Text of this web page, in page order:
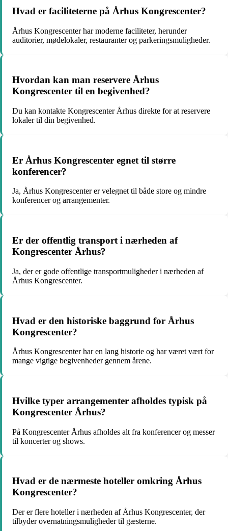
Hvad er faciliteterne på Århus Kongrescenter?
Århus Kongrescenter har moderne faciliteter, herunder
auditorier, mødelokaler, restauranter og parkeringsmuligheder.
Hvordan kan man reservere Århus
Kongrescenter til en begivenhed?
Du kan kontakte Kongrescenter Århus direkte for at reservere
lokaler til din begivenhed.
Er Århus Kongrescenter egnet til større
konferencer?
Ja, Århus Kongrescenter er velegnet til både store og mindre
konferencer og arrangementer.
Er der offentlig transport i nærheden af
Kongrescenter Århus?
Ja, der er gode offentlige transportmuligheder i nærheden af
Århus Kongrescenter.
Hvad er den historiske baggrund for Århus
Kongrescenter?
Århus Kongrescenter har en lang historie og har været vært for
mange vigtige begivenheder gennem årene.
Hvilke typer arrangementer afholdes typisk på
Kongrescenter Århus?
På Kongrescenter Århus afholdes alt fra konferencer og messer
til koncerter og shows.
Hvad er de nærmeste hoteller omkring Århus
Kongrescenter?
Der er flere hoteller i nærheden af Århus Kongrescenter, der
tilbyder overnatningsmuligheder til gæsterne.